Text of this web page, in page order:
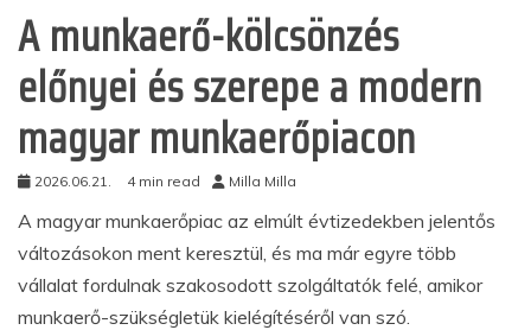
A munkaerő-kölcsönzés
előnyei és szerepe a modern
magyar munkaerőpiacon
2026.06.21. 4 min read Milla Milla
A magyar munkaerőpiac az elmúlt évtizedekben jelentős
változásokon ment keresztül, és ma már egyre több
vállalat fordulnak szakosodott szolgáltatók felé, amikor
munkaerő-szükségletük kielégítéséről van szó.